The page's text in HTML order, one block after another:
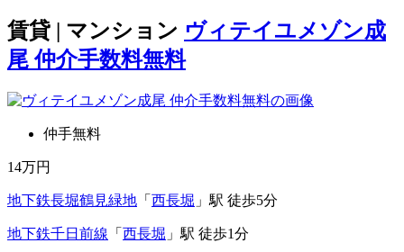
賃貸 | マンション ヴィテイユメゾン成
尾 仲介手数料無料
仲手無料
14万円
地下鉄長堀鶴見緑地 「 西長堀 」駅 徒歩5分
地下鉄千日前線 「 西長堀 」駅 徒歩1分